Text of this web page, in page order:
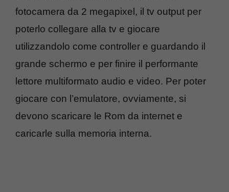
fotocamera da 2 megapixel, il tv output per
poterlo collegare alla tv e giocare
utilizzandolo come controller e guardando il
grande schermo e per finire il performante
lettore multiformato audio e video. Per poter
giocare con l’emulatore, ovviamente, si
devono scaricare le Rom da internet e
caricarle sulla memoria interna.